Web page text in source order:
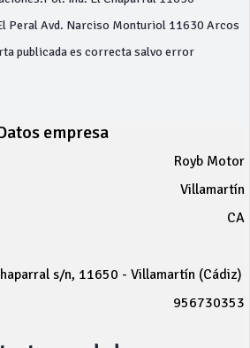
Peral Avd. Narciso Monturiol 11630 Arcos
publicada es correcta salvo error
empresa
Royb Motor
Villamartín
CA
s/n, 11650 - Villamartín (Cádiz)
956730353